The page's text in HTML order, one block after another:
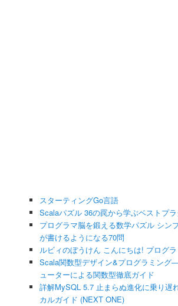
スターティングGo言語
Scalaパズル 36の罠から学ぶベストプ
プログラマ脳を鍛える数学パズル シン
が書けるようになる70問
ルビィのぼうけん こんにちは! プログ
Scala関数型デザイン&プログラミング
ューターによる関数型徹底ガイド
詳解MySQL 5.7 止まらぬ進化に乗り遅
カルガイド (NEXT ONE)